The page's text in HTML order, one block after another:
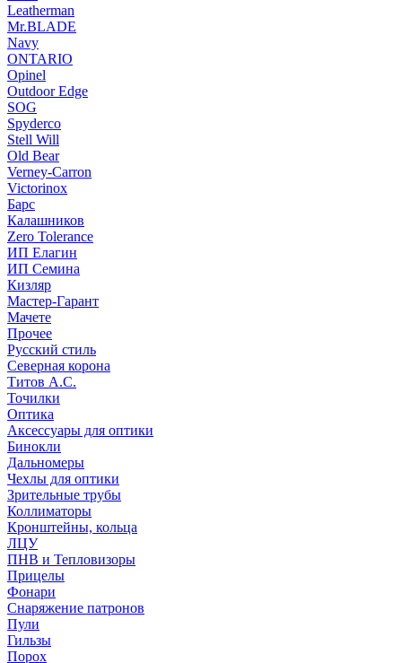
Leatherman
Mr.BLADE
Navy
ONTARIO
Opinel
Outdoor Edge
SOG
Spyderco
Stell Will
Old Bear
Verney-Carron
Victorinox
Барс
Калашников
Zero Tolerance
ИП Елагин
ИП Семина
Кизляр
Мастер-Гарант
Мачете
Прочее
Русский стиль
Северная корона
Титов А.С.
Точилки
Оптика
Аксессуары для оптики
Бинокли
Дальномеры
Чехлы для оптики
Зрительные трубы
Коллиматоры
Кронштейны, кольца
ЛЦУ
ПНВ и Тепловизоры
Прицелы
Фонари
Снаряжение патронов
Пули
Гильзы
Порох